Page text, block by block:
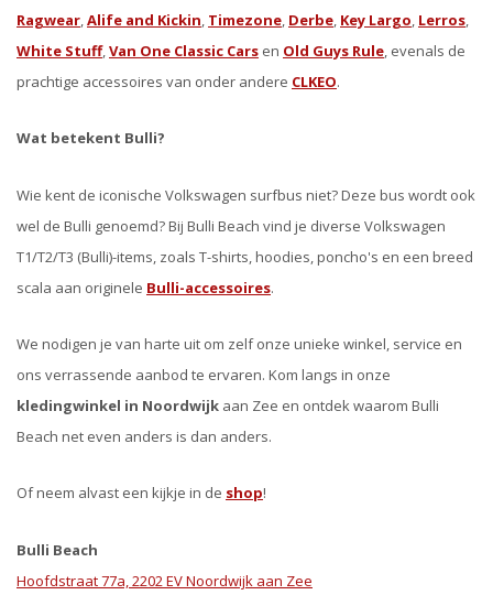
Ragwear,Alife and Kickin, Timezone, Derbe, Key Largo, Lerros,
White Stuff,Van One Classic Cars en Old Guys Rule, evenals de
prachtige accessoires van onder andere CLKEO.
Wat betekent Bulli?
Wie kent de iconische Volkswagen surfbus niet? Deze bus wordt ook
wel de Bulli genoemd? Bij Bulli Beach vind je diverse Volkswagen
T1/T2/T3 (Bulli)-items, zoals T-shirts, hoodies, poncho's en een breed
scala aan originele Bulli-accessoires.
We nodigen je van harte uit om zelf onze unieke winkel, service en
ons verrassende aanbod te ervaren. Kom langs in onze
kledingwinkel in Noordwijk aan Zee en ontdek waarom Bulli
Beach net even anders is dan anders.
Of neem alvast een kijkje in de shop!
Bulli Beach
Hoofdstraat 77a, 2202 EV Noordwijk aan Zee